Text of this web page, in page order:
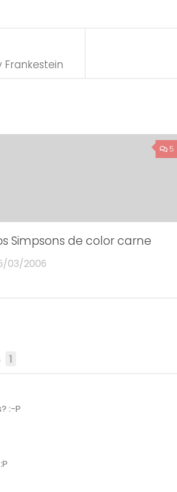
Frankestein
5
Simpsons de color carne
03/2006
1
:-P